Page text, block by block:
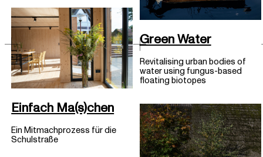
Green Water
Revitalising urban bodies of
water using fungus-based
floating biotopes
Einfach Ma(s)chen
Ein Mitmachprozess für die
Schulstraße